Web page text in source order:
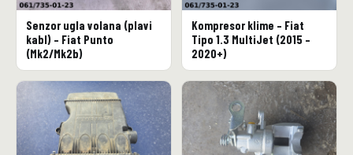
Senzor ugla volana (plavi
kabl) – Fiat Punto
(Mk2/Mk2b)
Kompresor klime – Fiat
Tipo 1.3 MultiJet (2015 –
2020+)